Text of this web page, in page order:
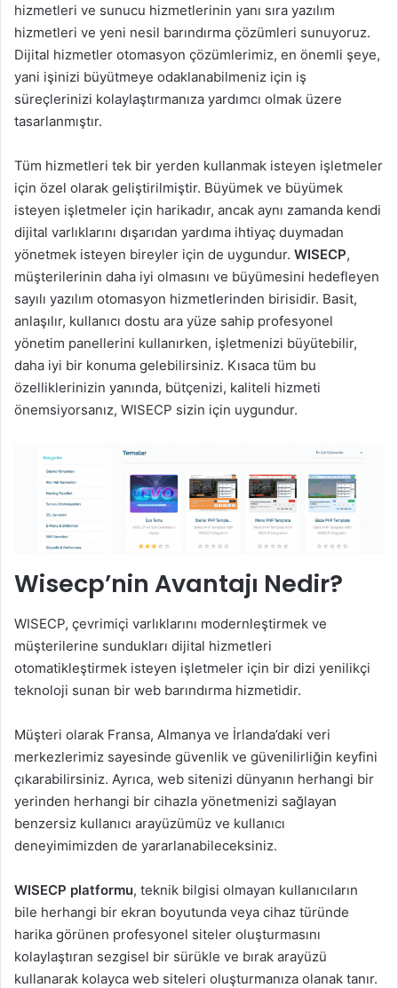
hizmetleri ve sunucu hizmetlerinin yanı sıra yazılım
hizmetleri ve yeni nesil barındırma çözümleri sunuyoruz.
Dijital hizmetler otomasyon çözümlerimiz, en önemli şeye,
yani işinizi büyütmeye odaklanabilmeniz için iş
süreçlerinizi kolaylaştırmanıza yardımcı olmak üzere
tasarlanmıştır.
Tüm hizmetleri tek bir yerden kullanmak isteyen işletmeler
için özel olarak geliştirilmiştir. Büyümek ve büyümek
isteyen işletmeler için harikadır, ancak aynı zamanda kendi
dijital varlıklarını dışarıdan yardıma ihtiyaç duymadan
yönetmek isteyen bireyler için de uygundur. WISECP,
müşterilerinin daha iyi olmasını ve büyümesini hedefleyen
sayılı yazılım otomasyon hizmetlerinden birisidir. Basit,
anlaşılır, kullanıcı dostu ara yüze sahip profesyonel
yönetim panellerini kullanırken, işletmenizi büyütebilir,
daha iyi bir konuma gelebilirsiniz. Kısaca tüm bu
özelliklerinizin yanında, bütçenizi, kaliteli hizmeti
önemsiyorsanız, WISECP sizin için uygundur.
Wisecp’nin Avantajı Nedir?
WISECP, çevrimiçi varlıklarını modernleştirmek ve
müşterilerine sundukları dijital hizmetleri
otomatikleştirmek isteyen işletmeler için bir dizi yenilikçi
teknoloji sunan bir web barındırma hizmetidir.
Müşteri olarak Fransa, Almanya ve İrlanda’daki veri
merkezlerimiz sayesinde güvenlik ve güvenilirliğin keyfini
çıkarabilirsiniz. Ayrıca, web sitenizi dünyanın herhangi bir
yerinden herhangi bir cihazla yönetmenizi sağlayan
benzersiz kullanıcı arayüzümüz ve kullanıcı
deneyimimizden de yararlanabileceksiniz.
WISECP platformu, teknik bilgisi olmayan kullanıcıların
bile herhangi bir ekran boyutunda veya cihaz türünde
harika görünen profesyonel siteler oluşturmasını
kolaylaştıran sezgisel bir sürükle ve bırak arayüzü
kullanarak kolayca web siteleri oluşturmanıza olanak tanır.